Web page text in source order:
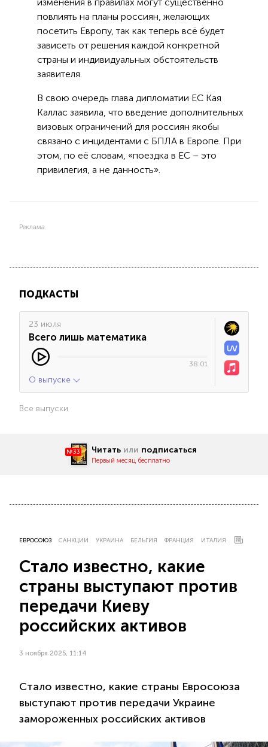
повлиять на планы россиян, желающих
посетить Европу, так как теперь всё будет
зависеть от решения каждой конкретной
страны и индивидуальных обстоятельств
заявителя.
В свою очередь глава дипломатии ЕС Кая
Каллас заявила, что введение дополнительных
визовых ограничений для россиян якобы
связано с инцидентами с БПЛА в Европе. При
этом, по её словам, «поездка в ЕС – это
привилегия, а не данность».
Реклама
ПОДКАСТЫ
23 июля
Всего лишь математика
38:01
О выпуске
Все выпуски
№33 Читать или подписаться
Первый месяц бесплатно
ЕВРОСОЮЗ САНКЦИИ УКРАИНА БЕЛЬГИЯ ФРАНЦИЯ ИТАЛИЯ
Стало известно, какие
страны выступают против
передачи Киеву
российских активов
3 ноября 2025, 11:14
Стало известно, какие страны Евросоюза
выступают против передачи Украине
замороженных российских активов